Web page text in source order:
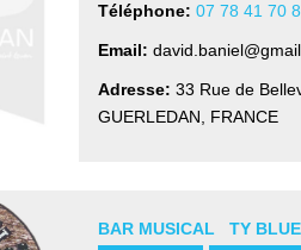
Téléphone: 07 78 41 70
Email:
Adresse: 33 Rue de
GUERLEDAN, FRANCE
BAR MUSICAL TY